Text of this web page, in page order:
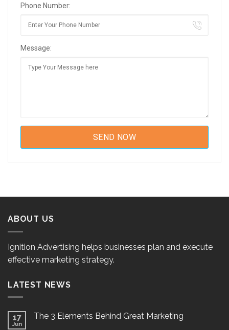
Phone Number:
Message:
ABOUT US
Ignition Advertising helps businesses plan and execute
effective marketing strategy.
LATEST NEWS
17
Jun
The 3 Elements Behind Great Marketing